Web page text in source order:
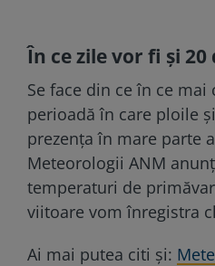
În ce zile vor fi și 20
Se face din ce în ce
perioadă în care ploile
prezența în mare parte
Meteorologii ANM
temperaturi de
viitoare vom înregistra
Ai mai putea citi și: